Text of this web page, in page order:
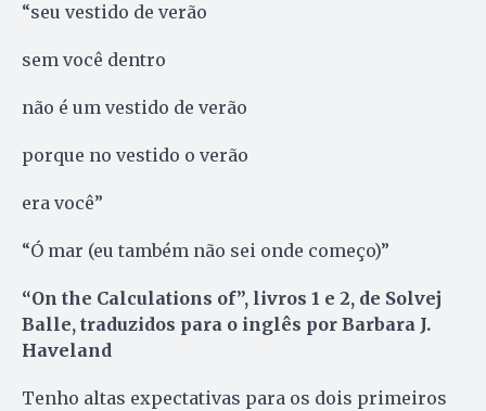
“seu vestido de verão
sem você dentro
não é um vestido de verão
porque no vestido o verão
era você”
“Ó mar (eu também não sei onde começo)”
“On the Calculations of”, livros 1 e 2, de Solvej
Balle, traduzidos para o inglês por Barbara J.
Haveland
Tenho altas expectativas para os dois primeiros